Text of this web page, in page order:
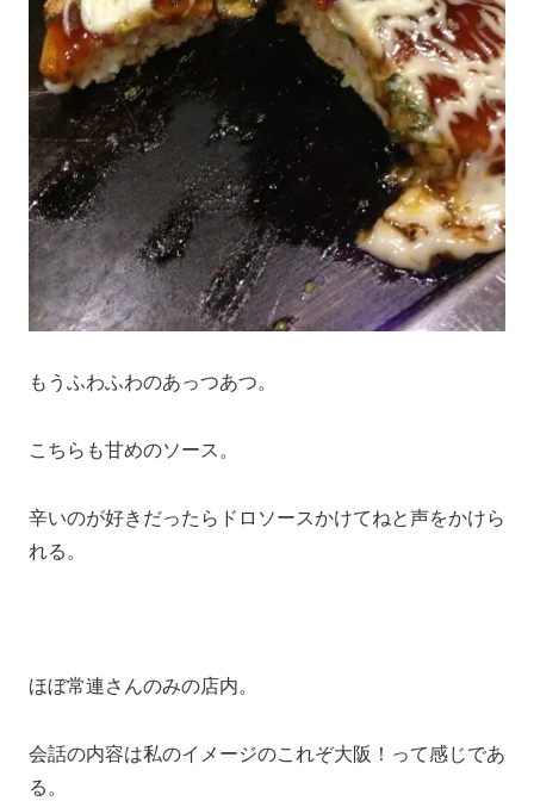
もうふわふわのあっつあつ。
こちらも甘めのソース。
辛いのが好きだったらドロソースかけてねと声をかけら
れる。
ほぼ常連さんのみの店内。
会話の内容は私のイメージのこれぞ大阪！って感じであ
る。